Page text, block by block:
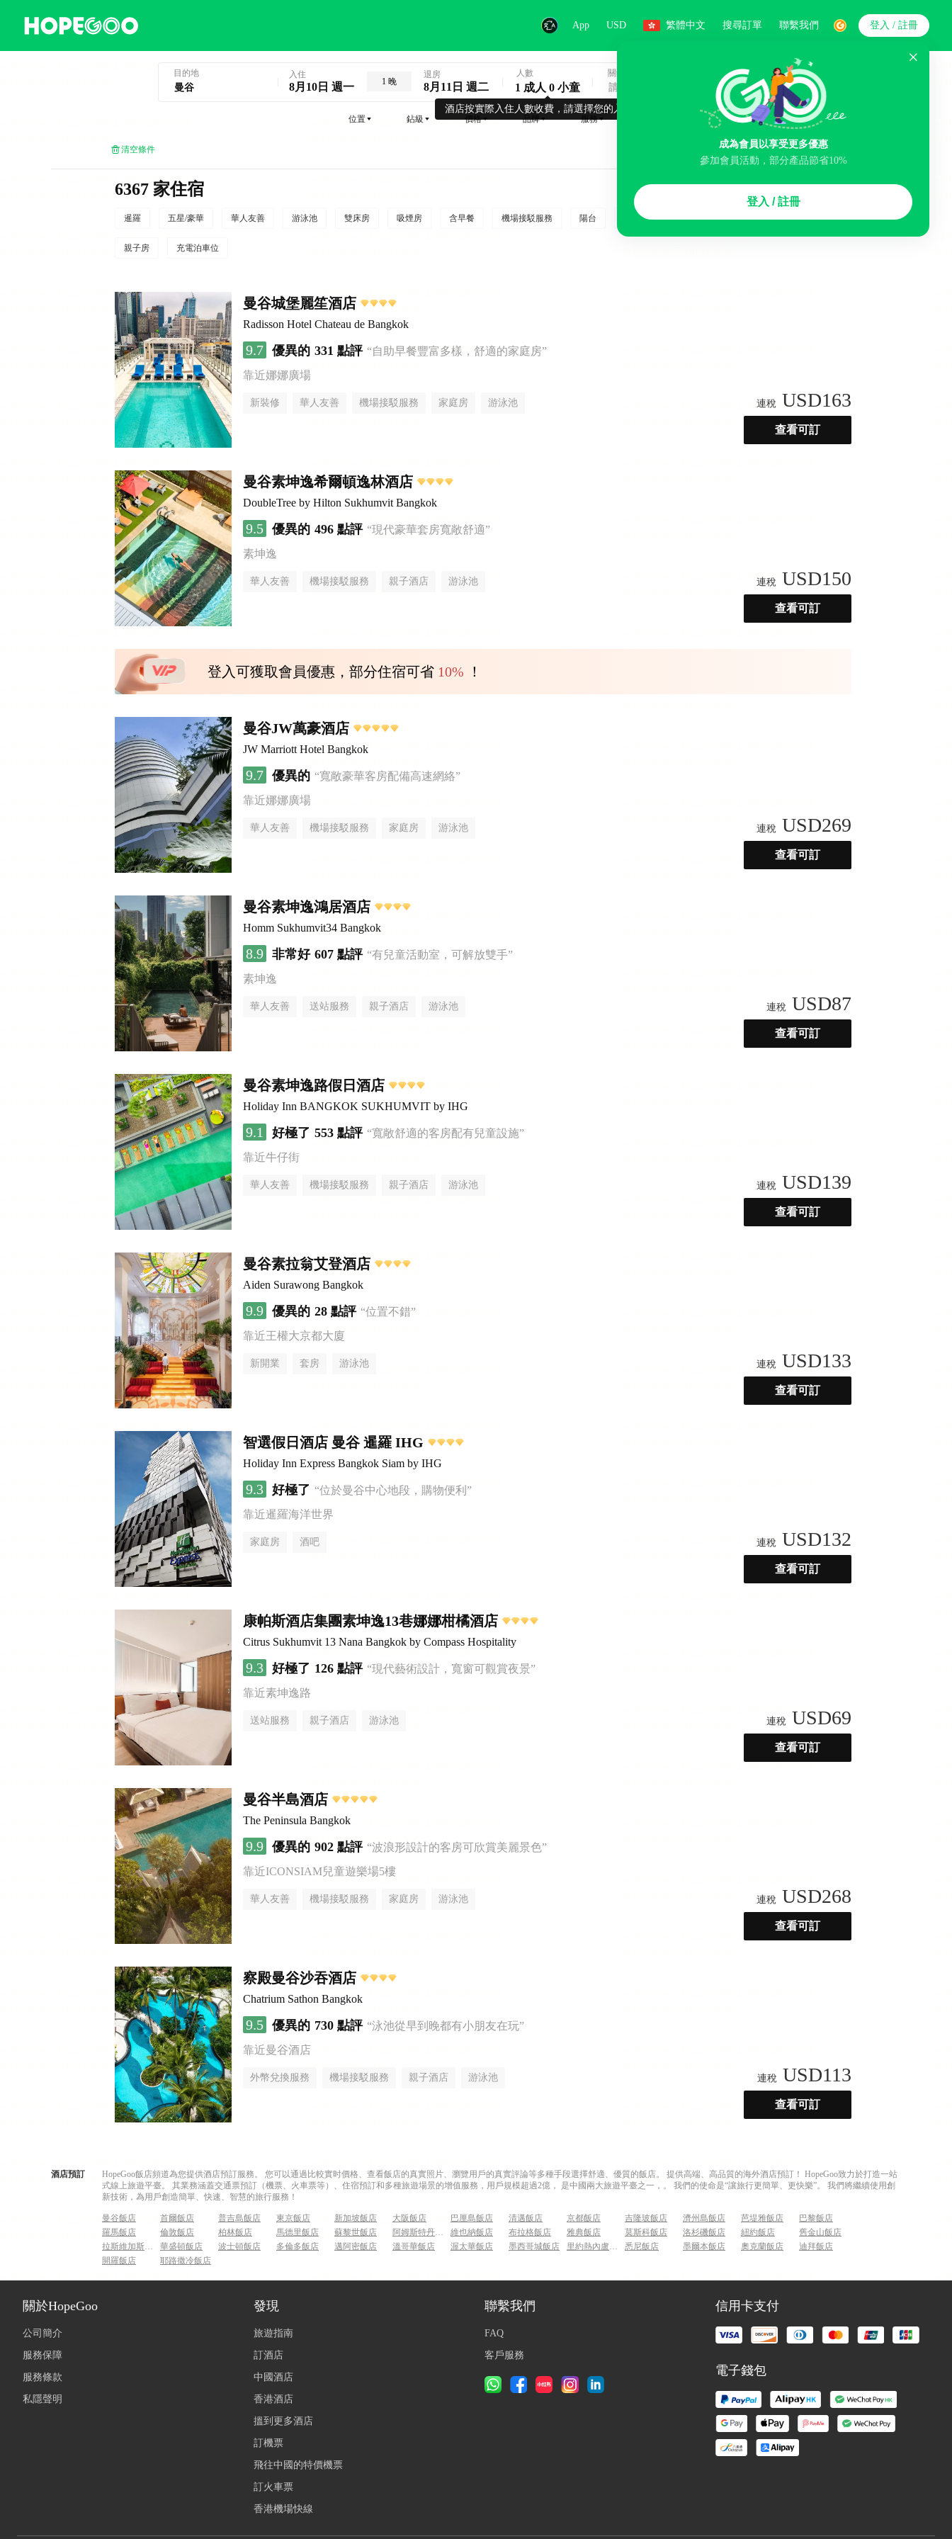
App USD 繁體中文 搜尋訂單 聯繫我們
成為會員以享受更多優惠
參加會員活動，部分產品節省10%
登入 / 註冊
登入 / 註冊
目的地 入住
8月10日 週一 1 晚
退房
8月11日 週二
酒店按實際入住人數收費，請選擇您的入住人數
人數
1 成人 0 小童
關鍵字
搜索
位置 鉆級 價格 品牌 服務
清空條件
6367 家住宿
暹羅 五星/豪華 華人友善 游泳池 雙床房 吸煙房 含早餐 機場接駁服務 陽台 行李寄存服務 免費取消 民宿 泊車場
親子房 充電泊車位
曼谷城堡麗笙酒店
Radisson Hotel Chateau de Bangkok
9.7 優異的 331 點評 “自助早餐豐富多樣，舒適的家庭房”
靠近娜娜廣場
新裝修 華人友善 機場接駁服務 家庭房 游泳池 連稅 USD163
查看可訂
曼谷素坤逸希爾頓逸林酒店
DoubleTree by Hilton Sukhumvit Bangkok
9.5 優異的 496 點評 “現代豪華套房寬敞舒適”
素坤逸
華人友善 機場接駁服務 親子酒店 游泳池 連稅 USD150
查看可訂
登入可獲取會員優惠，部分住宿可省 10% ！
曼谷JW萬豪酒店
JW Marriott Hotel Bangkok
9.7 優異的 “寬敞豪華客房配備高速網絡”
靠近娜娜廣場
華人友善 機場接駁服務 家庭房 游泳池 連稅 USD269
查看可訂
曼谷素坤逸鴻居酒店
Homm Sukhumvit34 Bangkok
8.9 非常好 607 點評 “有兒童活動室，可解放雙手”
素坤逸
華人友善 送站服務 親子酒店 游泳池 連稅 USD87
查看可訂
曼谷素坤逸路假日酒店
Holiday Inn BANGKOK SUKHUMVIT by IHG
9.1 好極了 553 點評 “寬敞舒適的客房配有兒童設施”
靠近牛仔街
華人友善 機場接駁服務 親子酒店 游泳池 連稅 USD139
查看可訂
曼谷素拉翁艾登酒店
Aiden Surawong Bangkok
9.9 優異的 28 點評 “位置不錯”
靠近王權大京都大廈
新開業 套房 游泳池 連稅 USD133
查看可訂
智選假日酒店 曼谷 暹羅 IHG
Holiday Inn Express Bangkok Siam by IHG
9.3 好極了 “位於曼谷中心地段，購物便利”
靠近暹羅海洋世界
家庭房 酒吧 連稅 USD132
查看可訂
康帕斯酒店集團素坤逸13巷娜娜柑橘酒店
Citrus Sukhumvit 13 Nana Bangkok by Compass Hospitality
9.3 好極了 126 點評 “現代藝術設計，寬窗可觀賞夜景”
靠近素坤逸路
送站服務 親子酒店 游泳池 連稅 USD69
查看可訂
曼谷半島酒店
The Peninsula Bangkok
9.9 優異的 902 點評 “波浪形設計的客房可欣賞美麗景色”
靠近ICONSIAM兒童遊樂場5樓
華人友善 機場接駁服務 家庭房 游泳池 連稅 USD268
查看可訂
察殿曼谷沙吞酒店
Chatrium Sathon Bangkok
9.5 優異的 730 點評 “泳池從早到晚都有小朋友在玩”
靠近曼谷酒店
外幣兌換服務 機場接駁服務 親子酒店 游泳池 連稅 USD113
查看可訂
酒店預訂
HopeGoo飯店頻道為您提供酒店預訂服務。 您可以通過比較實时價格、查看飯店的真實照片、瀏覽用戶的真實評論等多種手段選擇舒適、優質的飯店。 提供高端、高品質的海外酒店預訂！ HopeGoo致力於打造一站
式線上旅遊平臺。 其業務涵蓋交通票預訂（機票、火車票等）、住宿預訂和多種旅遊場景的增值服務，用戶規模超過2億， 是中國兩大旅遊平臺之一，。 我們的使命是“讓旅行更簡單、更快樂”。 我們將繼續使用創
新技術，為用戶創造簡單、快速、智慧的旅行服務！
曼谷飯店 首爾飯店 普吉島飯店 東京飯店 新加坡飯店 大阪飯店 巴厘島飯店 清邁飯店 京都飯店 吉隆玻飯店 濟州島飯店 芭堤雅飯店
巴黎飯店
羅馬飯店
倫敦飯店 柏林飯店 馬德里飯店 蘇黎世飯店 阿姆斯特丹飯店 維也納飯店 布拉格飯店 雅典飯店 莫斯科飯店 洛杉磯飯店 紐約飯店
舊金山飯店
拉斯維加斯飯店
華盛頓飯店 波士頓飯店 多倫多飯店 邁阿密飯店 溫哥華飯店 渥太華飯店 墨西哥城飯店 里約熱內盧飯店 悉尼飯店 墨爾本飯店 奧克蘭飯店
迪拜飯店
開羅飯店
耶路撒冷飯店
關於HopeGoo
公司簡介
服務保障
服務條款
私隱聲明
發現
旅遊指南
訂酒店
中國酒店
香港酒店
搵到更多酒店
訂機票
飛往中國的特價機票
訂火車票
香港機場快線
聯繫我們
FAQ
客戶服務
信用卡支付
電子錢包